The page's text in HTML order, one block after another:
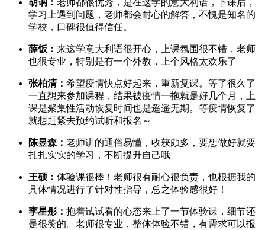
胡讷： 老师都很优秀，是在这学的意大利语，下课后，
学习上遇到问题，老师都会耐心的解答，不愧是知名的
学校，口碑很值得信任。
薛饭： 来这学意大利语很开心，上课氛围很不错，老师
也很专业，特别是有一个外教，上个风格太欢乐了
张柏清： 希望疫情快点好起来，重新复课。等了很久了
一直想来参加课程，结果被疫情一拖就是好几个月，上
课是聚集性活动恢复时间也是遥遥无期。等疫情恢复了
就想赶紧去预约试听和报名～
陈昱森： 老师讲的通俗易懂，收获颇多，要想做好就要
扎扎实实的学习，不断提升自己哦
王硕： 体验课很棒！老师很有耐心很负责，也根据我的
具体情况进行了针对性指导，总之体验感很好！
李星彤： 抱着试试看的心态来上了一节体验课，细节还
是很赞的。老师很专业，整体体验不错，有需求可以报